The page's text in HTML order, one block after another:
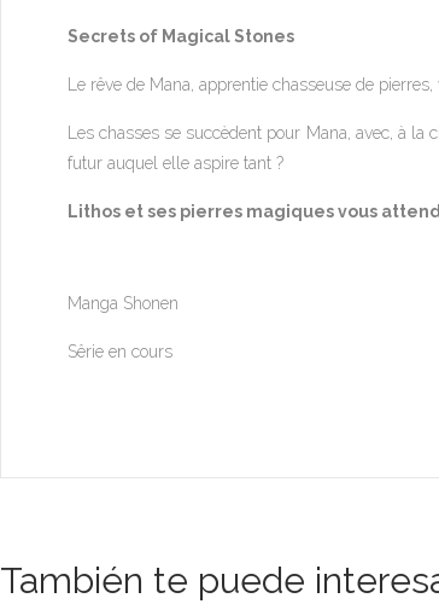
Secrets of Magical Stones
Le rêve de Mana, apprentie chasseuse de
Les chasses se succèdent pour Mana, avec, à
futur auquel elle aspire tant ?
Lithos et ses pierres magiques vous
Manga Shonen
Sêrie en cours
También te puede